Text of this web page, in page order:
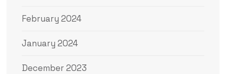
February 2024
January 2024
December 2023